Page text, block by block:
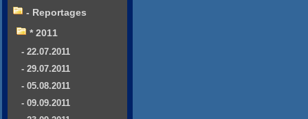
- Reportages
* 2011
- 22.07.2011
- 29.07.2011
- 05.08.2011
- 09.09.2011